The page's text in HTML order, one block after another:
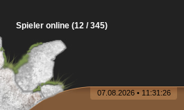
07.08.2026 • 11:31:26
Spieler online (12 / 345)